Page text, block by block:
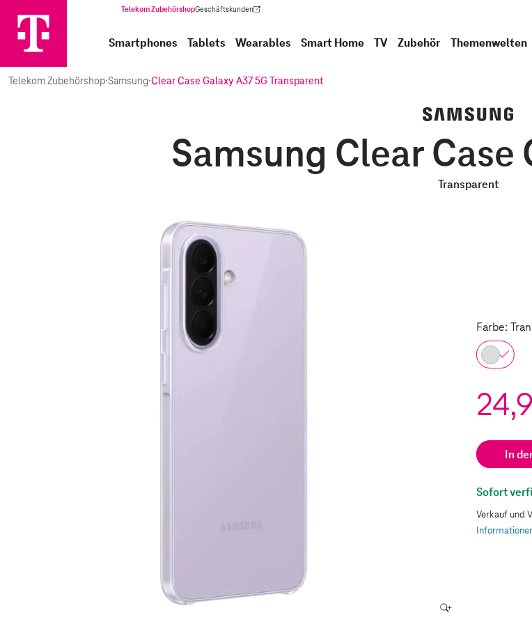
Telekom ZubehörshopGeschäftskunden
(Wird in einem neuen Tab geöffnet)
Smartphones Tablets Wearables Smart Home TV Zubehör Themenwelten
Telekom Zubehörshop·Samsung·Clear Case Galaxy A37 5G Transparent
Samsung Clear Case
Transparent
Farbe:
In
Sofort
Verkauf und